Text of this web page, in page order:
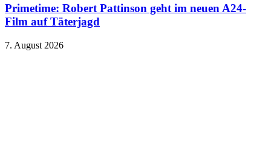
Primetime: Robert Pattinson geht im neuen A24-
Film auf Täterjagd
7. August 2026